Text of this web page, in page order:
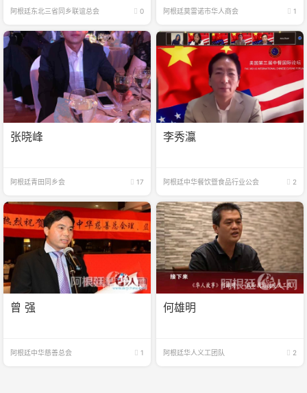
阿根廷东北三省同乡联谊总会 0 阿根廷莫雷诺市华人商会 1
张晓峰
阿根廷青田同乡会 17
李秀灜
阿根廷中华餐饮暨食品行业公会 2
曾 强
阿根廷中华慈善总会 1
何雄明
阿根廷华人义工团队 2